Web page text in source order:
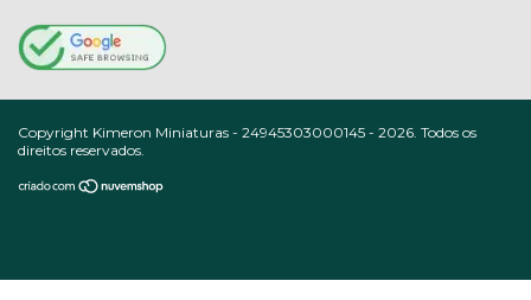
Copyright Kimeron Miniaturas - 24945303000145 - 2026. Todos os
direitos reservados.